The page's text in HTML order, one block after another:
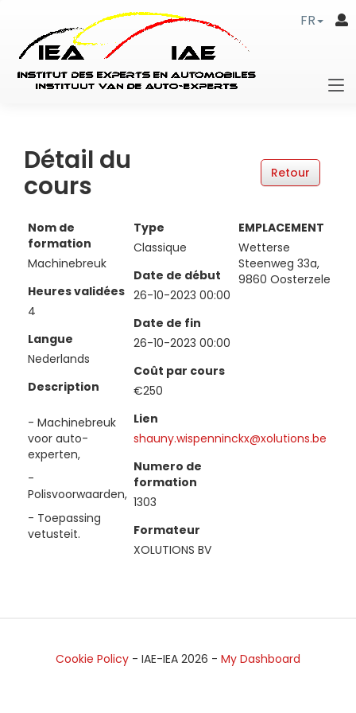
FR
Détail du
cours
Nom de
formation
Machinebreuk
Heures validées
4
Langue
Nederlands
Description
- Machinebreuk
voor auto-
experten,
-
Polisvoorwaarden,
- Toepassing
vetusteit.
Type
Classique
Date de début
26-10-2023 00:00
Date de fin
26-10-2023 00:00
Coût par cours
€250
Lien
shauny.wispenninckx@xolutions.be
Numero de
formation
1303
Formateur
XOLUTIONS BV
EMPLACEMENT
Wetterse
Steenweg 33a,
9860 Oosterzele
Cookie Policy - IAE-IEA 2026 - My Dashboard